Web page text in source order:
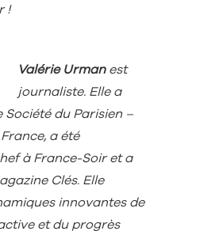
!
Valérie Urmanest
journaliste. Elle a
Société du Parisien –
a été
à France-Soir et a
Clés. Elle
innovantes de
et du progrès